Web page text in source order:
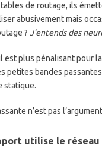
de routage, ils
abusivement mais
? J’entends des
est plus pénalisant pour
petites bandes
statique.
n’est pas
utilise le réseau